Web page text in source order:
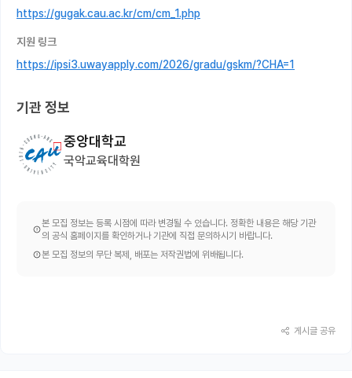
https://gugak.cau.ac.kr/cm/cm_1.php
지원 링크
https://ipsi3.uwayapply.com/2026/gradu/gskm/?CHA=1
기관 정보
중앙대학교
국악교육대학원
본 모집 정보는 등록 시점에 따라 변경될 수 있습니다. 정확한 내용은 해당 기관
의 공식 홈페이지를 확인하거나 기관에 직접 문의하시기 바랍니다.
본 모집 정보의 무단 복제, 배포는 저작권법에 위배됩니다.
게시글 공유